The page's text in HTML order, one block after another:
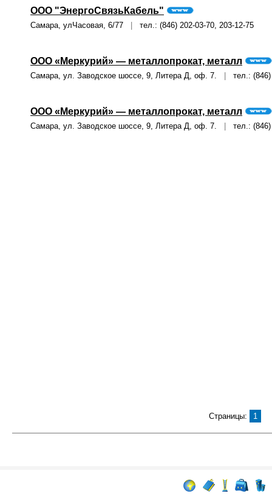
ООО "ЭнергоСвязьКабель"
Самара, улЧасовая, 6/77 тел.: (846) 202-03-70, 203-12-75
ООО «Меркурий» — металлопрокат, металл
Самара, ул. Заводское шоссе, 9, Литера Д, оф. 7. тел.: (846)
ООО «Меркурий» — металлопрокат, металл
Самара, ул. Заводское шоссе, 9, Литера Д, оф. 7. тел.: (846)
Страницы: 1